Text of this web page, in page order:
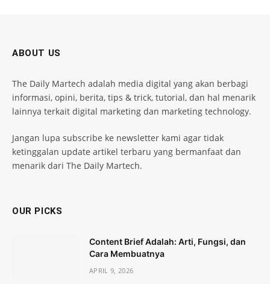
ABOUT US
The Daily Martech adalah media digital yang akan berbagi
informasi, opini, berita, tips & trick, tutorial, dan hal menarik
lainnya terkait digital marketing dan marketing technology.
Jangan lupa subscribe ke newsletter kami agar tidak
ketinggalan update artikel terbaru yang bermanfaat dan
menarik dari The Daily Martech.
OUR PICKS
Content Brief Adalah: Arti, Fungsi, dan
Cara Membuatnya
APRIL 9, 2026